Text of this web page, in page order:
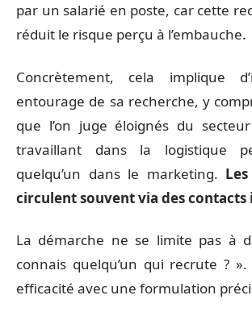
par un salarié en poste, car cette
réduit le risque perçu à l’embauche.
Concrètement, cela implique
entourage de sa recherche, y
que l’on juge éloignés du
travaillant dans la logistique
quelqu’un dans le marketing.
circulent souvent via des contacts
La démarche ne se limite pas à
connais quelqu’un qui recrute ?
efficacité avec une formulation